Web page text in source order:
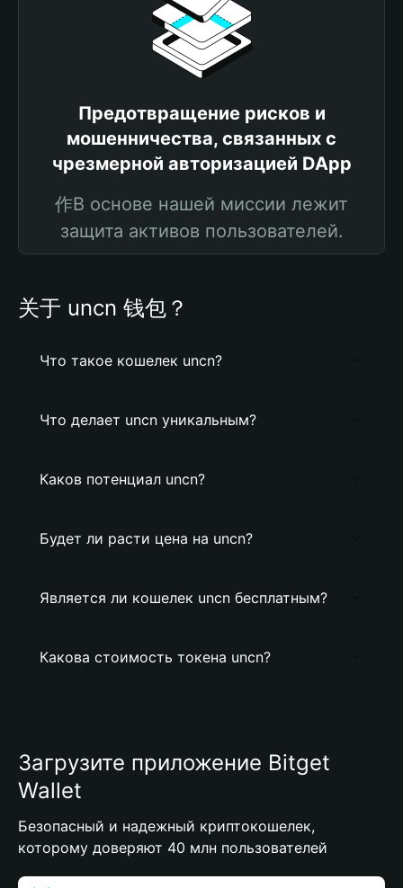
Предотвращение рисков и
мошенничества, связанных с
чрезмерной авторизацией DApp
作В основе нашей миссии лежит
защита активов пользователей.
关于 uncn 钱包？
Что такое кошелек uncn?
Что делает uncn уникальным?
Каков потенциал uncn?
Будет ли расти цена на uncn?
Является ли кошелек uncn бесплатным?
Какова стоимость токена uncn?
Загрузите приложение Bitget
Wallet
Безопасный и надежный криптокошелек,
которому доверяют 40 млн пользователей